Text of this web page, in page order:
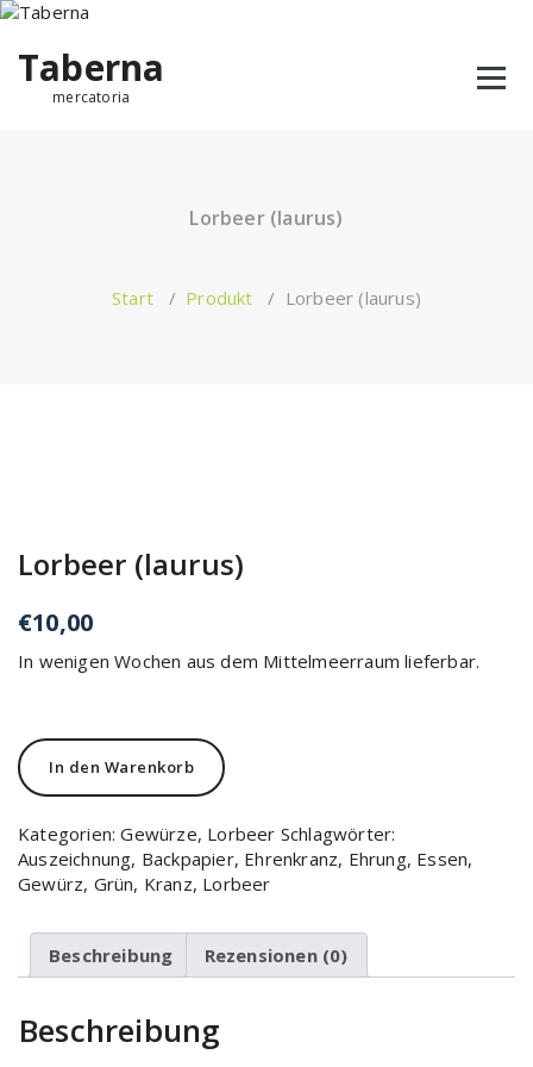
Taberna
mercatoria
Lorbeer (laurus)
Start/ Produkt / Lorbeer (laurus)
Lorbeer (laurus)
€10,00
In wenigen Wochen aus dem Mittelmeerraum lieferbar.
In den Warenkorb
Kategorien:Gewürze, Lorbeer Schlagwörter:
Auszeichnung, Backpapier, Ehrenkranz, Ehrung, Essen,
Gewürz, Grün, Kranz, Lorbeer
Beschreibung Rezensionen (0)
Beschreibung